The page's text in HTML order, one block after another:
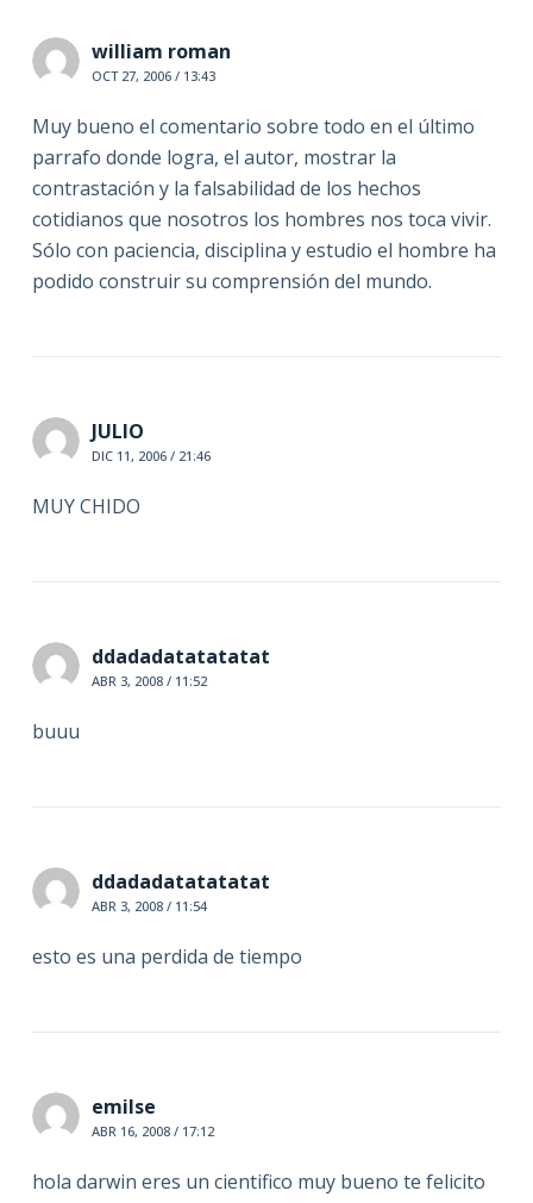
william roman
OCT 27, 2006 / 13:43
Muy bueno el comentario sobre todo en el último
parrafo donde logra, el autor, mostrar la
contrastación y la falsabilidad de los hechos
cotidianos que nosotros los hombres nos toca vivir.
Sólo con paciencia, disciplina y estudio el hombre ha
podido construir su comprensión del mundo.
JULIO
DIC 11, 2006 / 21:46
MUY CHIDO
ddadadatatatatat
ABR 3, 2008 / 11:52
buuu
ddadadatatatatat
ABR 3, 2008 / 11:54
esto es una perdida de tiempo
emilse
ABR 16, 2008 / 17:12
hola darwin eres un cientifico muy bueno te felicito